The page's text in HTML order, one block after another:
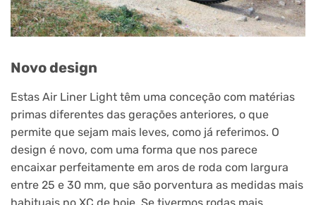
Novo design
Estas Air Liner Light têm uma conceção com matérias
primas diferentes das gerações anteriores, o que
permite que sejam mais leves, como já referimos. O
design é novo, com uma forma que nos parece
encaixar perfeitamente em aros de roda com largura
entre 25 e 30 mm, que são porventura as medidas mais